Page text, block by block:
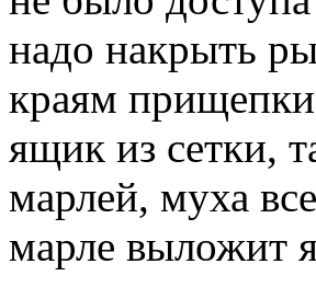
надо накрыть
краям
ящик из сетки,
марлей, муха
марле выложит